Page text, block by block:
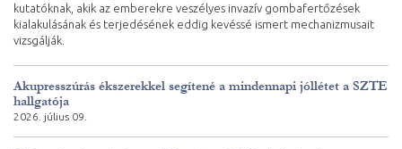
kutatóknak, akik az emberekre veszélyes invazív gombafertőzések
kialakulásának és terjedésének eddig kevéssé ismert mechanizmusait
vizsgálják.
Akupresszúrás ékszerekkel segítené a mindennapi jóllétet a SZTE
hallgatója
2026. július 09.